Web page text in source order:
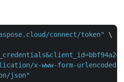
connect/token"
\
x-www-form-urlencoded"
json"